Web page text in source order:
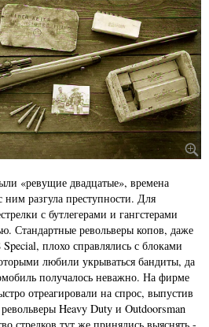
«ревущие двадцатые», времена
ним разгула преступности. Для
с бутлегерами и гангстерами
Стандартные револьверы копов, даже
плохо справлялись с блоками
любили укрываться бандиты, да
получалось неважно. На фирме
отреагировали на спрос, выпустив
Heavy Duty и Outdoorsman